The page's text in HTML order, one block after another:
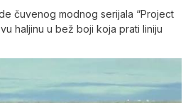
čuvenog modnog serijala “Project
haljinu u bež boji koja prati liniju